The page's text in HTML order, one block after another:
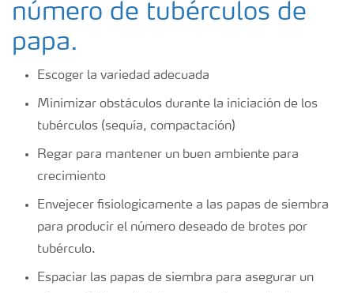
número de tubérculos de
papa.
Escoger la variedad adecuada
Minimizar obstáculos durante la iniciación de los
tubérculos (sequía, compactación)
Regar para mantener un buen ambiente para
crecimiento
Envejecer fisiologicamente a las papas de siembra
para producir el número deseado de brotes por
tubérculo.
Espaciar las papas de siembra para asegurar un